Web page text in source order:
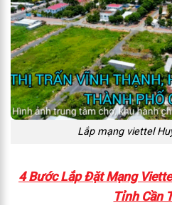
Lắp mạng viettel
4 Bước Lắp Đặt Mạng
Tỉnh Cần